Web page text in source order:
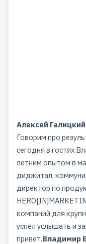
Алексей
Говорим про
сегодня в гостях
летним опытом в
диджитал,
директор по
компаний для
успел услышать и
привет.Владимир